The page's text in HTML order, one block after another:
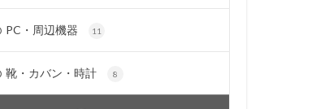
PC・周辺機器 11
靴・カバン・時計 8